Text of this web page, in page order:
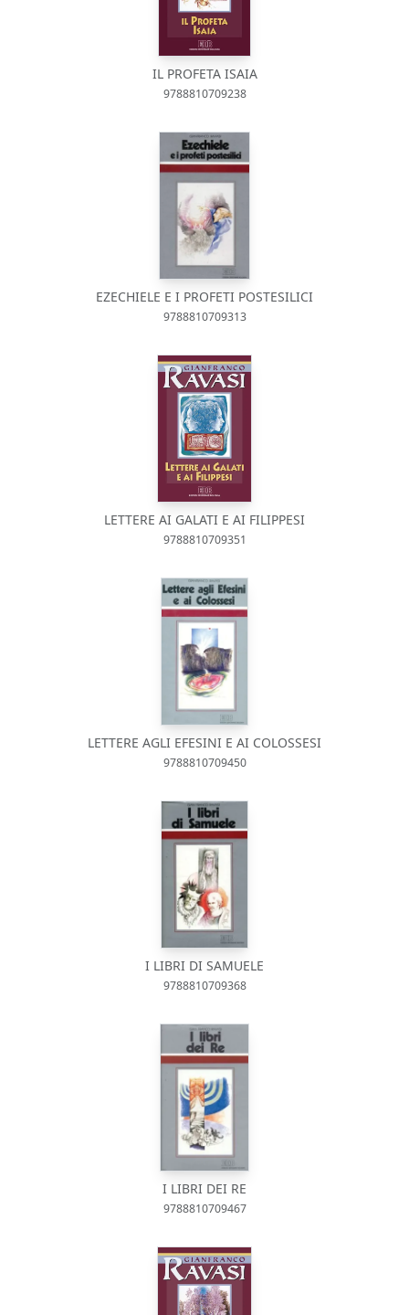
IL PROFETA ISAIA
9788810709238
EZECHIELE E I PROFETI POSTESILICI
9788810709313
LETTERE AI GALATI E AI FILIPPESI
9788810709351
LETTERE AGLI EFESINI E AI COLOSSESI
9788810709450
I LIBRI DI SAMUELE
9788810709368
I LIBRI DEI RE
9788810709467